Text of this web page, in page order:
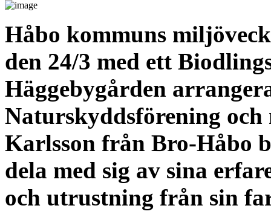
Håbo kommuns
den 24/3 med ett
Häggebygården
Naturskyddsförening och
Karlsson från Bro-Håbo
dela med sig av sina
och utrustning från sin